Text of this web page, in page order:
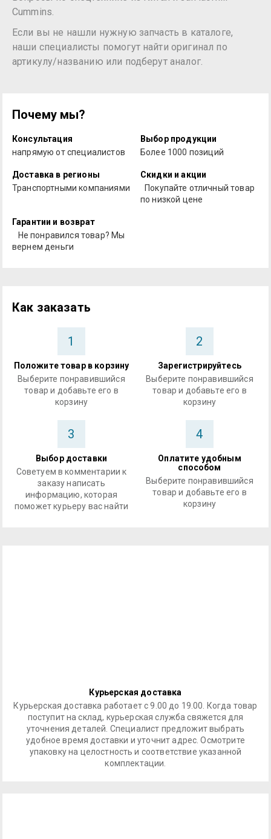
Cummins.
Если вы не нашли нужную запчасть в каталоге,
наши специалисты помогут найти оригинал по
артикулу/названию или подберут аналог.
Почему мы?
Консультация
напрямую от специалистов
Выбор продукции
Более 1000 позиций
Доставка в регионы
Транспортными компаниями
Скидки и акции
Покупайте отличный товар
по низкой цене
Гарантии и возврат
Не понравился товар? Мы
вернем деньги
Как заказать
1
Положите товар в корзину
Выберите понравившийся
товар и добавьте его в
корзину
2
Зарегистрируйтесь
Выберите понравившийся
товар и добавьте его в
корзину
3
Выбор доставки
Советуем в комментарии к
заказу написать
информацию, которая
поможет курьеру вас найти
4
Оплатите удобным
способом
Выберите понравившийся
товар и добавьте его в
корзину
Курьерская доставка
Курьерская доставка работает с 9.00 до 19.00. Когда товар
поступит на склад, курьерская служба свяжется для
уточнения деталей. Специалист предложит выбрать
удобное время доставки и уточнит адрес. Осмотрите
упаковку на целостность и соответствие указанной
комплектации.